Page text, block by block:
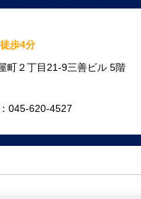
歩4分
町２丁目21-9三善ビル 5階
045-620-4527